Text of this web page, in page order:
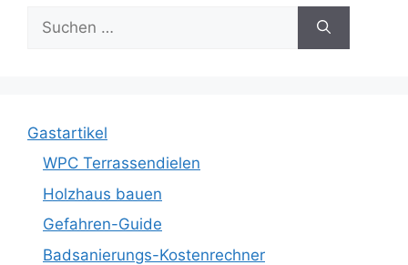
nach:
Gastartikel
WPC Terrassendielen
Holzhaus bauen
Gefahren-Guide
Badsanierungs-Kostenrechner